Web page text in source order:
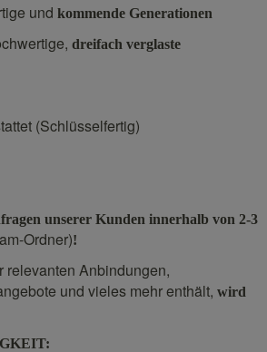
und kommende Generationen
dreifach verglaste
(Schlüsselfertig)
unserer Kunden innerhalb von 2-3
Ordner)!
relevanten Anbindungen,
und vieles mehr enthält, wird